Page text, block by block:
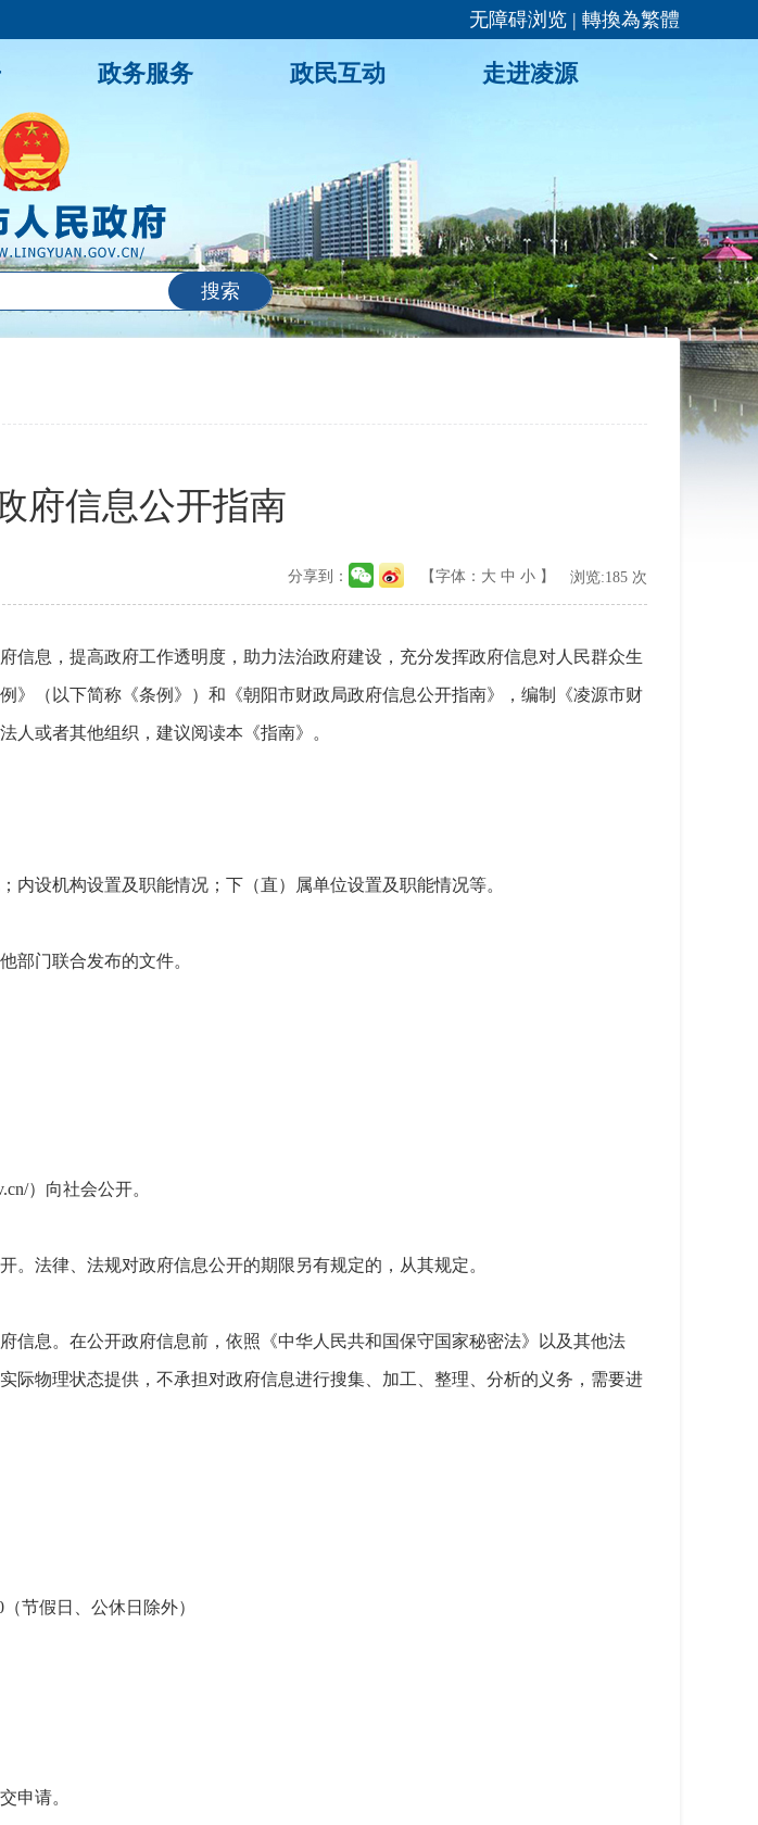
无障碍浏览 | 轉換為繁體
政务服务 政民互动 走进凌源
搜索
府信息公开指南
【字体： 大 中 小 】 浏览:185 次
分享到：
信息，提高政府工作透明度，助力法治政府建设，充分发挥政府信息对人民群众生
》（以下简称《条例》）和《朝阳市财政局政府信息公开指南》，编制《凌源市财
人或者其他组织，建议阅读本《指南》。
设机构设置及职能情况；下（直）属单位设置及职能情况等。
部门联合发布的文件。
）向社会公开。
。法律、法规对政府信息公开的期限另有规定的，从其规定。
信息。在公开政府信息前，依照《中华人民共和国保守国家秘密法》以及其他法
物理状态提供，不承担对政府信息进行搜集、加工、整理、分析的义务，需要进
节假日、公休日除外）
申请。